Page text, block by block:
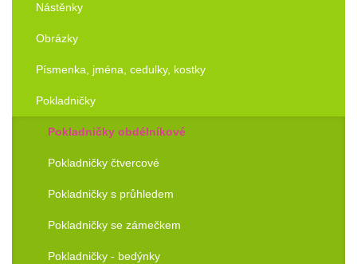
Nástěnky
Obrázky
Písmenka, jména, cedulky, kostky
Pokladničky
Pokladničky obdélníkové
Pokladničky čtvercové
Pokladničky s průhledem
Pokladničky se zámečkem
Pokladničky - bedýnky